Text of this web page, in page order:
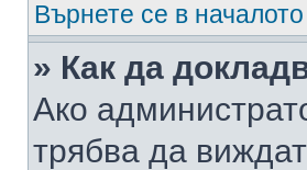
Върнете се в началото
» Как да
Ако
трябва да